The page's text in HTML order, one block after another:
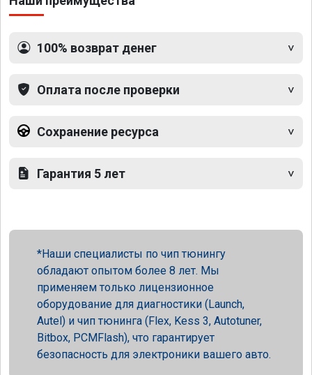
100% возврат денег
Оплата после проверки
Сохранение ресурса
Гарантия 5 лет
Наши специалисты по чип тюнингу
обладают опытом более 8 лет. Мы
применяем только лицензионное
оборудование для диагностики (Launch,
Autel) и чип тюнинга (Flex, Kess 3, Autotuner,
Bitbox, PCMFlash), что гарантирует
безопасность для электроники вашего авто.